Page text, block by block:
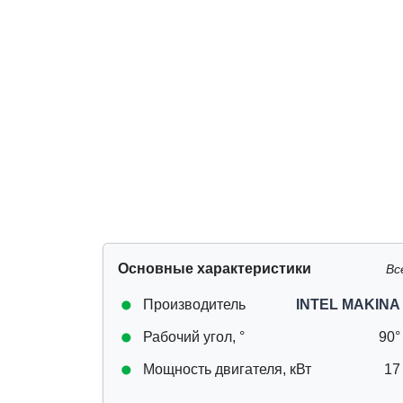
Основные характеристики
Производитель INTEL MAKINA
Рабочий угол, ° 90°
Мощность двигателя, кВт 17